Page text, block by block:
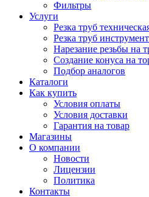
Фильтры
Услуги
Резка труб
Резка труб
Нарезание резьбы на
Создание конуса на
Подбор аналогов
Каталоги
Как купить
Условия оплаты
Условия доставки
Гарантия на товар
Магазины
О компании
Новости
Лицензии
Политика
Контакты